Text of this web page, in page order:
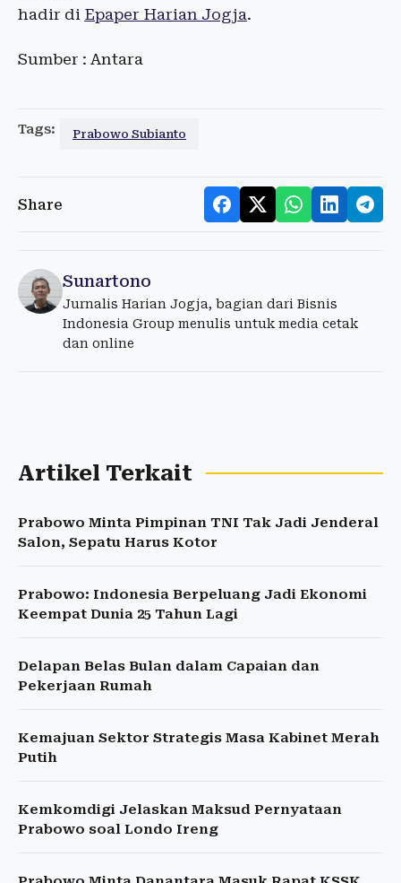
hadir di Epaper Harian Jogja.
Sumber : Antara
Tags: Prabowo Subianto
Share
Sunartono
Jurnalis Harian Jogja, bagian dari Bisnis
Indonesia Group menulis untuk media cetak
dan online
Artikel Terkait
Prabowo Minta Pimpinan TNI Tak Jadi Jenderal
Salon, Sepatu Harus Kotor
Prabowo: Indonesia Berpeluang Jadi Ekonomi
Keempat Dunia 25 Tahun Lagi
Delapan Belas Bulan dalam Capaian dan
Pekerjaan Rumah
Kemajuan Sektor Strategis Masa Kabinet Merah
Putih
Kemkomdigi Jelaskan Maksud Pernyataan
Prabowo soal Londo Ireng